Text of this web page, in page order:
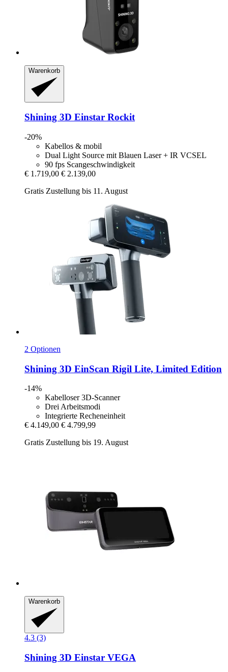
Warenkorb
Shining 3D Einstar Rockit
-20%
Kabellos & mobil
Dual Light Source mit Blauen Laser + IR VCSEL
90 fps Scangeschwindigkeit
€ 1.719,00 € 2.139,00
Gratis Zustellung bis 11. August
2 Optionen
Shining 3D EinScan Rigil Lite, Limited Edition
-14%
Kabelloser 3D-Scanner
Drei Arbeitsmodi
Integrierte Recheneinheit
€ 4.149,00 € 4.799,99
Gratis Zustellung bis 19. August
Warenkorb
4.3 (3)
Shining 3D Einstar VEGA